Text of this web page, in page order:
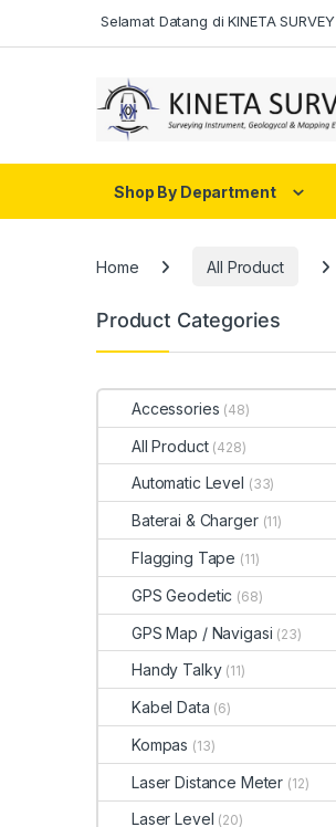
Selamat Datang di KINETA SURVEY
Shop By Department
Home All Product
Product Categories
Accessories (48)
All Product (428)
Automatic Level (33)
Baterai & Charger (11)
Flagging Tape (11)
GPS Geodetic (68)
GPS Map / Navigasi (23)
Handy Talky (11)
Kabel Data (6)
Kompas (13)
Laser Distance Meter (12)
Laser Level (20)